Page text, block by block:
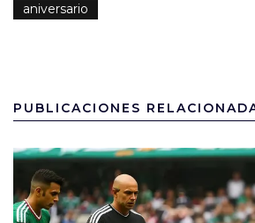
aniversario
PUBLICACIONES